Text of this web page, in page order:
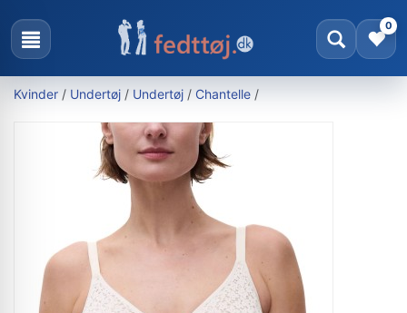
0
Kvinder / Undertøj / Undertøj / Chantelle /